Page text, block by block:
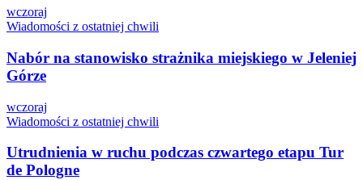
wczoraj
Wiadomości z ostatniej chwili
Nabór na stanowisko strażnika miejskiego w Jeleniej
Górze
wczoraj
Wiadomości z ostatniej chwili
Utrudnienia w ruchu podczas czwartego etapu Tur
de Pologne